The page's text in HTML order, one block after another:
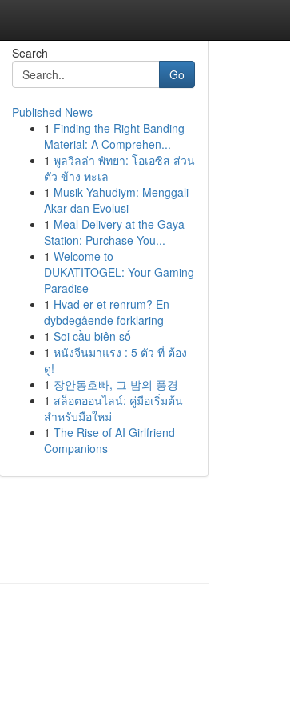
Search
Go
Published News
1 Finding the Right Banding
Material: A Comprehen...
1 พูลวิลล่า พัทยา: โอเอซิส ส่วน
ตัว ข้าง ทะเล
1 Musik Yahudiym: Menggali
Akar dan Evolusi
1 Meal Delivery at the Gaya
Station: Purchase You...
1 Welcome to
DUKATITOGEL: Your Gaming
Paradise
1 Hvad er et renrum? En
dybdegående forklaring
1 Soi cầu biên số
1 หนังจีนมาแรง : 5 ตัว ที่ ต้อง
ดู!
1 장안동호빠, 그 밤의 풍경
1 สล็อตออนไลน์: คู่มือเริ่มต้น
สำหรับมือใหม่
1 The Rise of AI Girlfriend
Companions